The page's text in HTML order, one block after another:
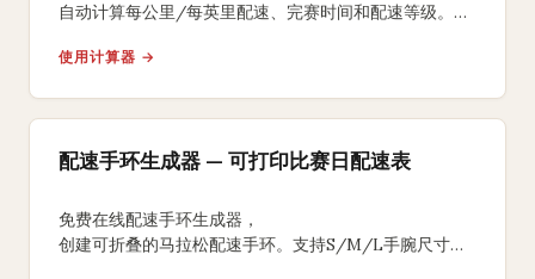
自动计算每公里/每英里配速、完赛时间和配速等级。
使用计算器 →
配速手环生成器 — 可打印比赛日配速表
免费在线配速手环生成器，
创建可折叠的马拉松配速手环。支持S/M/L手腕尺寸、